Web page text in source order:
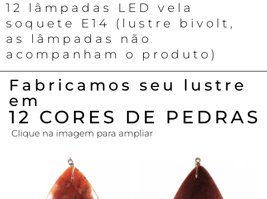
12 lâmpadas LED vela
soquete E14 (lustre bivolt,
as lâmpadas não
acompanham o produto)
Fabricamos seu lustre
em
12 CORES DE PEDRAS
Clique na imagem para ampliar